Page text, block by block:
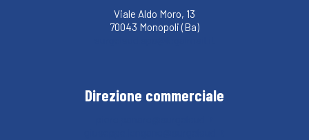
Viale Aldo Moro, 13
70043 Monopoli (Ba)
Direzione commerciale